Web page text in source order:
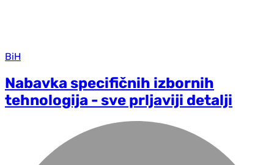
BiH
Nabavka specifičnih izbornih
tehnologija - sve prljaviji detalji